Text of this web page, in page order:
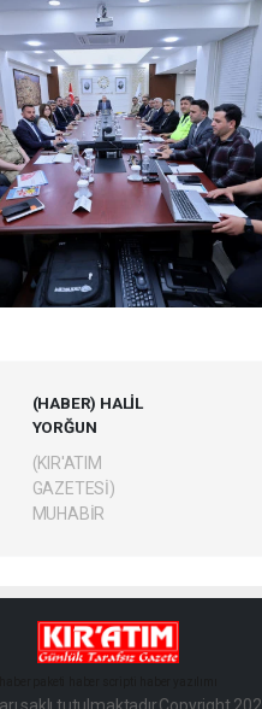
(HABER) HALİL
YORĞUN
(KIR'ATIM
GAZETESİ)
MUHABİR
saklı tutulmaktadır.Copyright